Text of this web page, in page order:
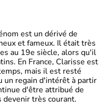
est un dérivé de
et fameux. Il était très
au 19e siècle, alors qu'il
En France, Clarisse est
mais il est resté
un regain d'intérêt à partir
d'être attribué de
devenir très courant.